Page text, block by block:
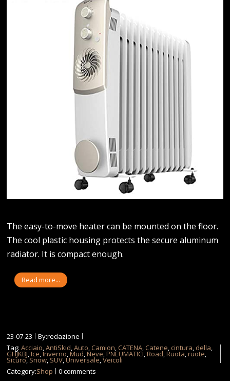
The easy-to-move heater can be mounted on the floor.
The cool plastic housing protects the secure aluminum
radiator. It is compact enough.
Read more...
23-07-23
By:redazione
Tag:Acciaio,AntiSkid,Auto, Camion, CATENA, Catene, cintura, della,
GHJKBJ,Ice,Inverno,Mud,Neve,PNEUMATICI,Road,Ruota,ruote,
Sicuro,Snow, SUV,Universale,Veicoli
Category:Shop 0 comments